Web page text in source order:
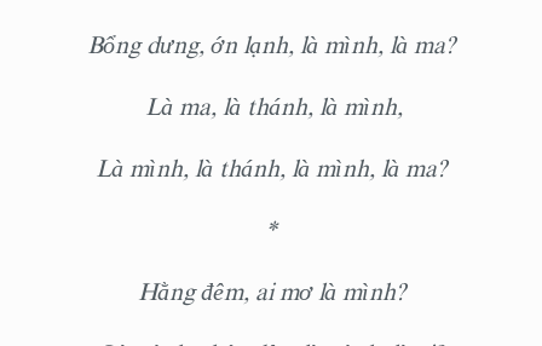
Bổng dưng, ớn lạnh, là mình, là ma?
Là ma, là thánh, là mình,
Là mình, là thánh, là mình, là ma?
*
Hằng đêm, ai mơ là mình?